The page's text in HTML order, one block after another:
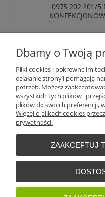
0975 202 201/5
ZAKOŃCZONY,
LUMBERG
bez 23% VAT
Cena
do
«
Dbamy o Twoją
Pliki cookies i pokrewne im
działanie strony i pomagają
potrzeb. Możesz
wszystkich tych plików i
plików do swoich preferencji,
Więcej o plikach cookies
prywatności.
ZAAKCEPTUJ